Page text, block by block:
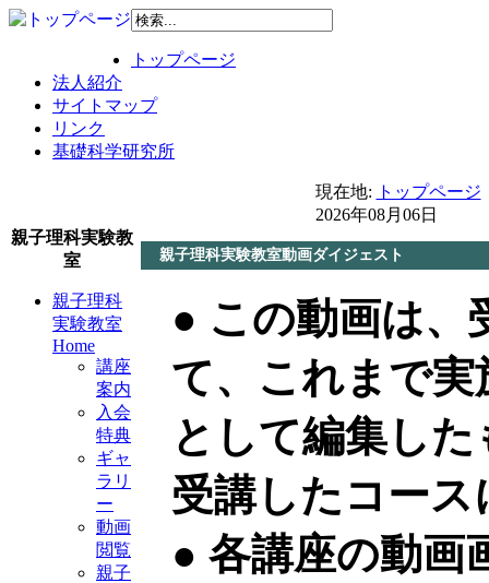
トップページ
法人紹介
サイトマップ
リンク
基礎科学研究所
現在地:
トップページ
2026年08月06日
親子理科実験教
室
親子理科
実験教室
Home
講座
案内
入会
特典
ギャ
ラリ
ー
動画
閲覧
親子
親子理科実験教室動画ダイジェスト
● この動画は、
て、これまで
として編集し
受講したコー
● 各講座の動画